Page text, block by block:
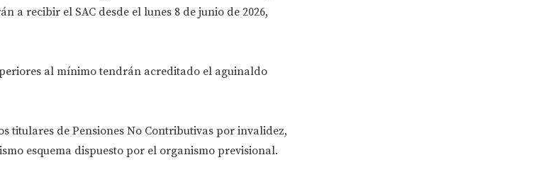
a recibir el SAC desde el lunes 8 de junio de 2026,
al mínimo tendrán acreditado el aguinaldo
titulares de Pensiones No Contributivas por invalidez,
esquema dispuesto por el organismo previsional.